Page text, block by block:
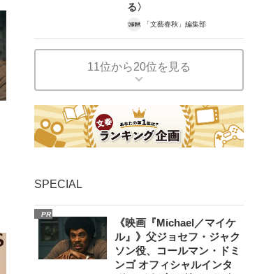
る〉
「文藝春秋」編集部
11位から20位を見る
SPECIAL
PR
《映画『Michael／マイケ
ル』》父ジョセフ・ジャク
ソン役、コールマン・ドミ
ンゴ オフィシャルインタ